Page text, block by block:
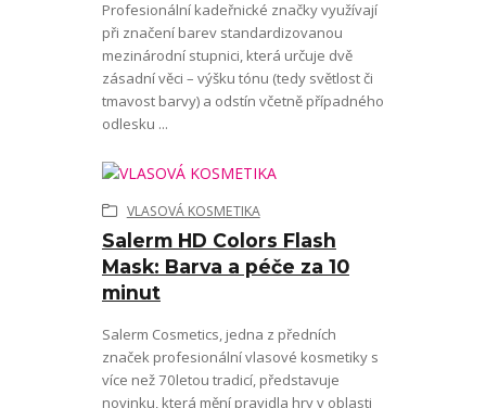
Profesionální kadeřnické značky využívají
při značení barev standardizovanou
mezinárodní stupnici, která určuje dvě
zásadní věci – výšku tónu (tedy světlost či
tmavost barvy) a odstín včetně případného
odlesku ...
Salerm HD Colors Flash
Mask: Barva a péče za 10
minut
VLASOVÁ KOSMETIKA
Salerm Cosmetics, jedna z předních
značek profesionální vlasové kosmetiky s
více než 70letou tradicí, představuje
novinku, která mění pravidla hry v oblasti